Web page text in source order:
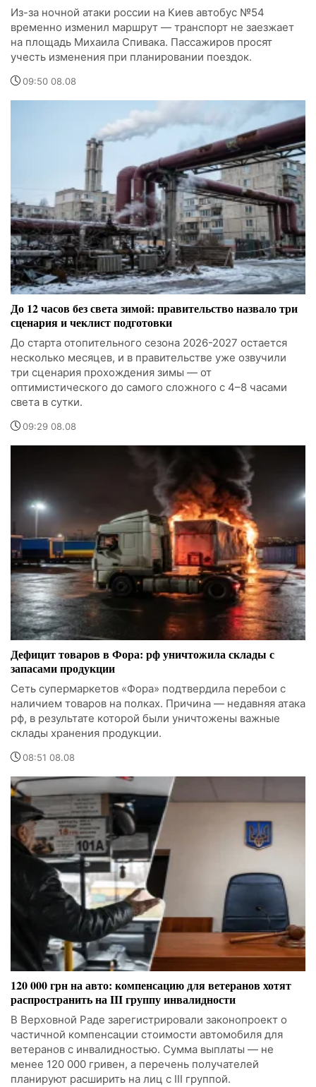
Из-за ночной атаки россии на Киев автобус №54
временно изменил маршрут — транспорт не заезжает
на площадь Михаила Спивака. Пассажиров просят
учесть изменения при планировании поездок.
09:50 08.08
До 12 часов без света зимой: правительство назвало три
сценария и чеклист подготовки
До старта отопительного сезона 2026-2027 остается
несколько месяцев, и в правительстве уже озвучили
три сценария прохождения зимы — от
оптимистического до самого сложного с 4–8 часами
света в сутки.
09:29 08.08
Дефицит товаров в Фора: рф уничтожила склады с
запасами продукции
Сеть супермаркетов «Фора» подтвердила перебои с
наличием товаров на полках. Причина — недавняя атака
рф, в результате которой были уничтожены важные
склады хранения продукции.
08:51 08.08
120 000 грн на авто: компенсацию для ветеранов хотят
распространить на III группу инвалидности
В Верховной Раде зарегистрировали законопроект о
частичной компенсации стоимости автомобиля для
ветеранов с инвалидностью. Сумма выплаты — не
менее 120 000 гривен, а перечень получателей
планируют расширить на лиц с III группой.